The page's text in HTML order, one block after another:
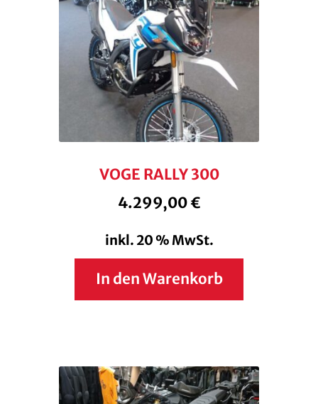
VOGE RALLY 300
4.299,00€
inkl. 20 % MwSt.
In den Warenkorb